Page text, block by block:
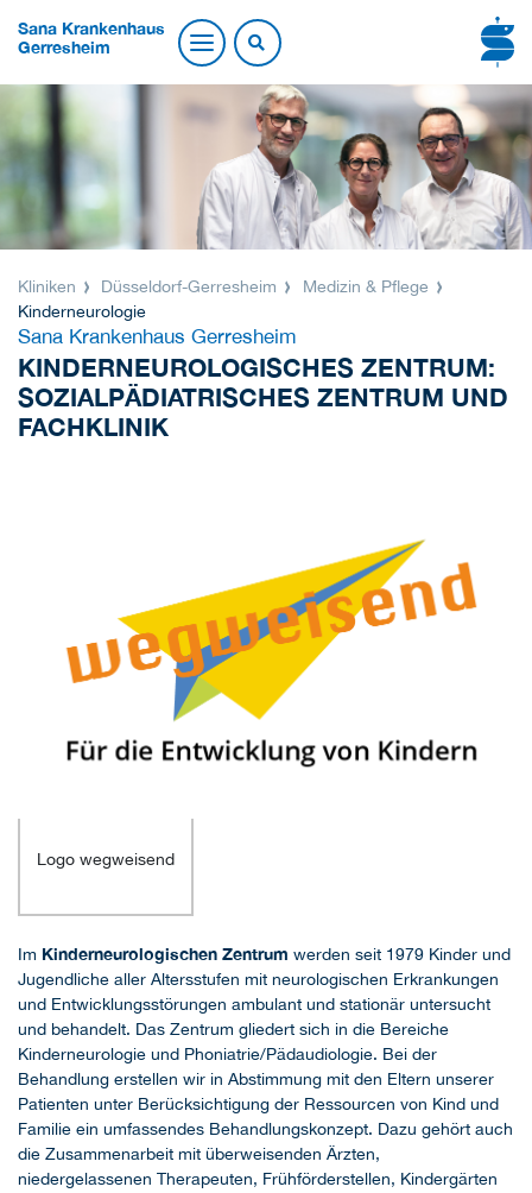
Sana Krankenhaus
Gerresheim
Kliniken Düsseldorf-Gerresheim
Medizin & Pflege
Kinderneurologie
Sana Krankenhaus Gerresheim
KINDERNEUROLOGISCHES ZENTRUM:
SOZIALPÄDIATRISCHES ZENTRUM UND
FACHKLINIK
Logo wegweisend
Im Kinderneurologischen Zentrum werden seit 1979 Kinder und
Jugendliche aller Altersstufen mit neurologischen Erkrankungen
und Entwicklungsstörungen ambulant und stationär untersucht
und behandelt. Das Zentrum gliedert sich in die Bereiche
Kinderneurologie und Phoniatrie/Pädaudiologie. Bei der
Behandlung erstellen wir in Abstimmung mit den Eltern unserer
Patienten unter Berücksichtigung der Ressourcen von Kind und
Familie ein umfassendes Behandlungskonzept. Dazu gehört auch
die Zusammenarbeit mit überweisenden Ärzten,
niedergelassenen Therapeuten, Frühförderstellen, Kindergärten